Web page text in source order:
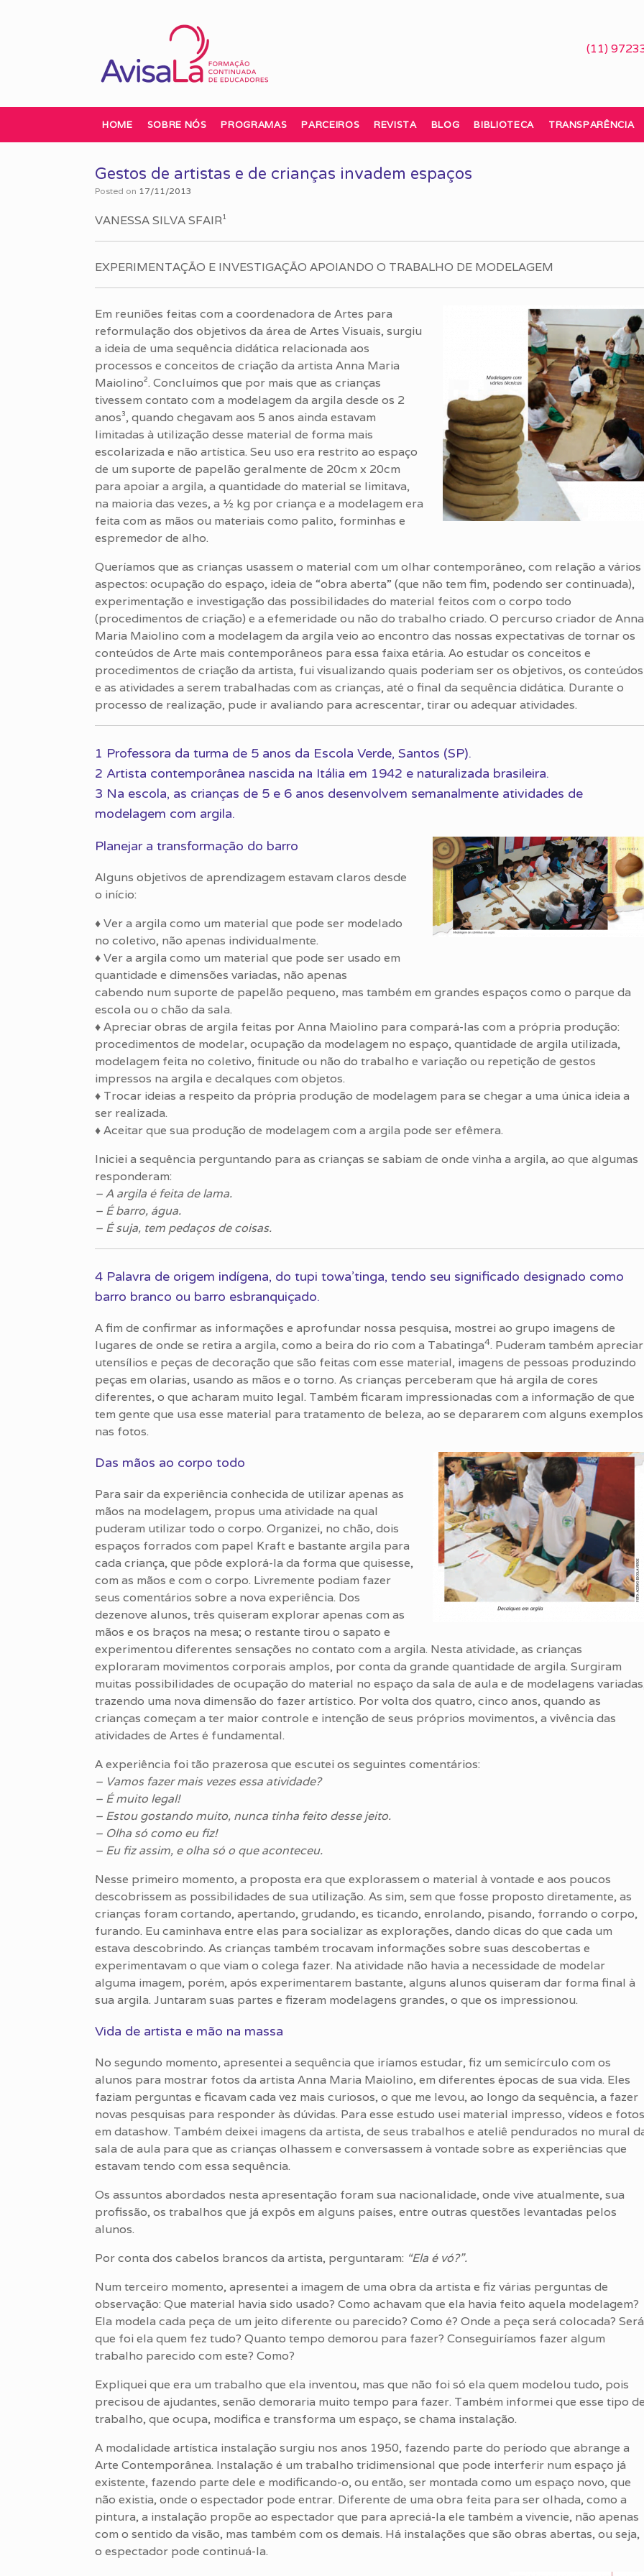
(11)
HOME SOBRE NÓS PROGRAMAS PARCEIROS REVISTA BLOG BIBLIOTECA TRANSPARÊNCIA
Gestos de artistas e de crianças invadem espaços
Posted on 17/11/2013
VANESSA SILVA SFAIR¹
EXPERIMENTAÇÃO E INVESTIGAÇÃO APOIANDO O TRABALHO DE MODELAGEM
Em reuniões feitas com a coordenadora de Artes para
reformulação dos objetivos da área de Artes Visuais, surgiu
a ideia de uma sequência didática relacionada aos
processos e conceitos de criação da artista Anna Maria
Maiolino². Concluímos que por mais que as crianças
tivessem contato com a modelagem da argila desde os 2
anos³, quando chegavam aos 5 anos ainda estavam
limitadas à utilização desse material de forma mais
escolarizada e não artística. Seu uso era restrito ao espaço
de um suporte de papelão geralmente de 20cm x 20cm
para apoiar a argila, a quantidade do material se limitava,
na maioria das vezes, a ½ kg por criança e a modelagem era
feita com as mãos ou materiais como palito, forminhas e
espremedor de alho.
Queríamos que as crianças usassem o material com um olhar contemporâneo, com relação a vários
aspectos: ocupação do espaço, ideia de “obra aberta” (que não tem fim, podendo ser continuada),
experimentação e investigação das possibilidades do material feitos com o corpo todo
(procedimentos de criação) e a efemeridade ou não do trabalho criado. O percurso criador de Anna
Maria Maiolino com a modelagem da argila veio ao encontro das nossas expectativas de tornar os
conteúdos de Arte mais contemporâneos para essa faixa etária. Ao estudar os conceitos e
procedimentos de criação da artista, fui visualizando quais poderiam ser os objetivos, os conteúdos
e as atividades a serem trabalhadas com as crianças, até o final da sequência didática. Durante o
processo de realização, pude ir avaliando para acrescentar, tirar ou adequar atividades.
1 Professora da turma de 5 anos da Escola Verde, Santos (SP).
2 Artista contemporânea nascida na Itália em 1942 e naturalizada brasileira.
3 Na escola, as crianças de 5 e 6 anos desenvolvem semanalmente atividades de
modelagem com argila.
Planejar a transformação do barro
Alguns objetivos de aprendizagem estavam claros desde
o início:
♦ Ver a argila como um material que pode ser modelado
no coletivo, não apenas individualmente.
♦ Ver a argila como um material que pode ser usado em
quantidade e dimensões variadas, não apenas
cabendo num suporte de papelão pequeno, mas também em grandes espaços como o parque da
escola ou o chão da sala.
♦ Apreciar obras de argila feitas por Anna Maiolino para compará-las com a própria produção:
procedimentos de modelar, ocupação da modelagem no espaço, quantidade de argila utilizada,
modelagem feita no coletivo, finitude ou não do trabalho e variação ou repetição de gestos
impressos na argila e decalques com objetos.
♦ Trocar ideias a respeito da própria produção de modelagem para se chegar a uma única ideia a
ser realizada.
♦ Aceitar que sua produção de modelagem com a argila pode ser efêmera.
Iniciei a sequência perguntando para as crianças se sabiam de onde vinha a argila, ao que algumas
responderam:
– A argila é feita de lama.
– É barro, água.
– É suja, tem pedaços de coisas.
4 Palavra de origem indígena, do tupi towa’tinga, tendo seu significado designado como
barro branco ou barro esbranquiçado.
A fim de confirmar as informações e aprofundar nossa pesquisa, mostrei ao grupo imagens de
lugares de onde se retira a argila, como a beira do rio com a Tabatinga4. Puderam também apreciar
utensílios e peças de decoração que são feitas com esse material, imagens de pessoas produzindo
peças em olarias, usando as mãos e o torno. As crianças perceberam que há argila de cores
diferentes, o que acharam muito legal. Também ficaram impressionadas com a informação de que
tem gente que usa esse material para tratamento de beleza, ao se depararem com alguns exemplos
nas fotos.
Das mãos ao corpo todo
Para sair da experiência conhecida de utilizar apenas as
mãos na modelagem, propus uma atividade na qual
puderam utilizar todo o corpo. Organizei, no chão, dois
espaços forrados com papel Kraft e bastante argila para
cada criança, que pôde explorá-la da forma que quisesse,
com as mãos e com o corpo. Livremente podiam fazer
seus comentários sobre a nova experiência. Dos
dezenove alunos, três quiseram explorar apenas com as
mãos e os braços na mesa; o restante tirou o sapato e
experimentou diferentes sensações no contato com a argila. Nesta atividade, as crianças
exploraram movimentos corporais amplos, por conta da grande quantidade de argila. Surgiram
muitas possibilidades de ocupação do material no espaço da sala de aula e de modelagens
trazendo uma nova dimensão do fazer artístico. Por volta dos quatro, cinco anos, quando as
crianças começam a ter maior controle e intenção de seus próprios movimentos, a vivência das
atividades de Artes é fundamental.
A experiência foi tão prazerosa que escutei os seguintes comentários:
– Vamos fazer mais vezes essa atividade?
– É muito legal!
– Estou gostando muito, nunca tinha feito desse jeito.
– Olha só como eu fiz!
– Eu fiz assim, e olha só o que aconteceu.
Nesse primeiro momento, a proposta era que explorassem o material à vontade e aos poucos
descobrissem as possibilidades de sua utilização. As sim, sem que fosse proposto diretamente, as
crianças foram cortando, apertando, grudando, es ticando, enrolando, pisando, forrando o corpo,
furando. Eu caminhava entre elas para socializar as explorações, dando dicas do que cada um
estava descobrindo. As crianças também trocavam informações sobre suas descobertas e
experimentavam o que viam o colega fazer. Na atividade não havia a necessidade de modelar
alguma imagem, porém, após experimentarem bastante, alguns alunos quiseram dar forma final à
sua argila. Juntaram suas partes e fizeram modelagens grandes, o que os impressionou.
Vida de artista e mão na massa
No segundo momento, apresentei a sequência que iríamos estudar, fiz um semicírculo com os
alunos para mostrar fotos da artista Anna Maria Maiolino, em diferentes épocas de sua vida. Eles
faziam perguntas e ficavam cada vez mais curiosos, o que me levou, ao longo da sequência, a fazer
novas pesquisas para responder às dúvidas. Para esse estudo usei material impresso, vídeos e fotos
em datashow. Também deixei imagens da artista, de seus trabalhos e ateliê pendurados no mural
sala de aula para que as crianças olhassem e conversassem à vontade sobre as experiências que
estavam tendo com essa sequência.
Os assuntos abordados nesta apresentação foram sua nacionalidade, onde vive atualmente, sua
profissão, os trabalhos que já expôs em alguns países, entre outras questões levantadas pelos
alunos.
Por conta dos cabelos brancos da artista, perguntaram: “Ela é vó?”.
Num terceiro momento, apresentei a imagem de uma obra da artista e fiz várias perguntas de
observação: Que material havia sido usado? Como achavam que ela havia feito aquela modelagem?
Ela modela cada peça de um jeito diferente ou parecido? Como é? Onde a peça será colocada? Será
que foi ela quem fez tudo? Quanto tempo demorou para fazer? Conseguiríamos fazer algum
trabalho parecido com este? Como?
Expliquei que era um trabalho que ela inventou, mas que não foi só ela quem modelou tudo, pois
precisou de ajudantes, senão demoraria muito tempo para fazer. Também informei que esse tipo
trabalho, que ocupa, modifica e transforma um espaço, se chama instalação.
A modalidade artística instalação surgiu nos anos 1950, fazendo parte do período que abrange a
Arte Contemporânea. Instalação é um trabalho tridimensional que pode interferir num espaço já
existente, fazendo parte dele e modificando-o, ou então, ser montada como um espaço novo, que
não existia, onde o espectador pode entrar. Diferente de uma obra feita para ser olhada, como a
pintura, a instalação propõe ao espectador que para apreciá-la ele também a vivencie, não apenas
com o sentido da visão, mas também com os demais. Há instalações que são obras abertas, ou seja,
o espectador pode continuá-la.